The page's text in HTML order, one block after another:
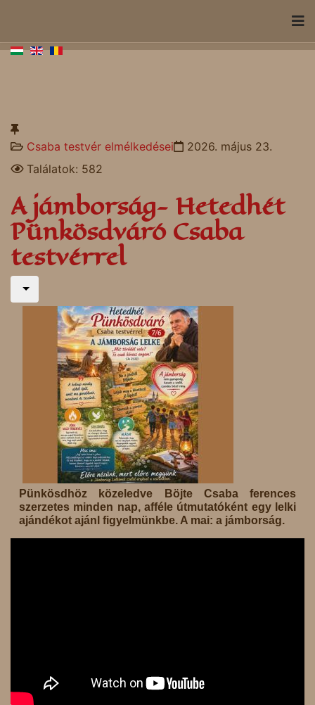
Csaba testvér elmélkedései
2026. május 23.
Találatok: 582
A jámborság- Hetedhét
Pünkösdváró Csaba
testvérrel
Pünkösdhöz közeledve Böjte Csaba ferences
szerzetes minden nap, afféle útmutatóként egy lelki
ajándékot ajánl figyelmünkbe. A mai: a jámborság.